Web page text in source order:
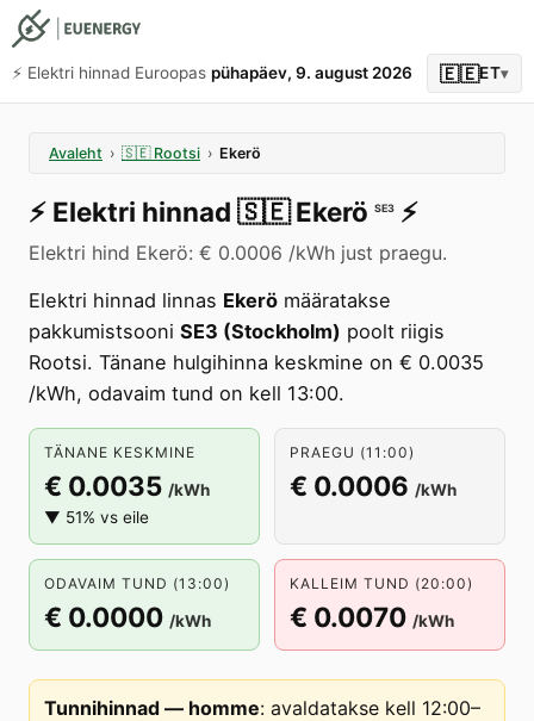
⚡️ Elektri hinnad Euroopas pühapäev, 9. august 2026 🇪🇪ET▾
Avaleht › 🇸🇪 Rootsi › Ekerö
⚡️ Elektri hinnad 🇸🇪 Ekerö SE3 ⚡️
Elektri hind Ekerö: € 0.0006 /kWh just praegu.
Elektri hinnad linnas Ekerö määratakse
pakkumistsooni SE3 (Stockholm) poolt riigis
Rootsi. Tänane hulgihinna keskmine on € 0.0035
/kWh, odavaim tund on kell 13:00.
TÄNANE KESKMINE
€ 0.0035 /kWh
▼ 51% vs eile
PRAEGU (11:00)
€ 0.0006 /kWh
ODAVAIM TUND (13:00)
€ 0.0000 /kWh
KALLEIM TUND (20:00)
€ 0.0070 /kWh
Tunnihinnad — homme: avaldatakse kell 12:00–